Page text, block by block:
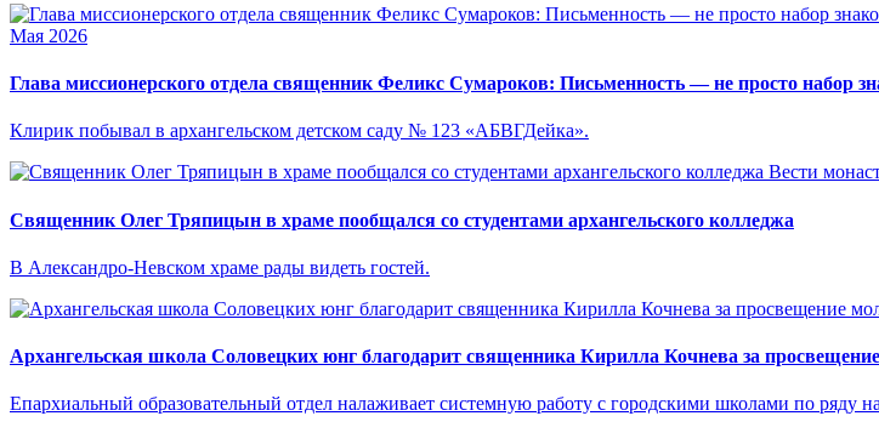
Мая 2026
Глава миссионерского отдела священник Феликс Сумароков: Письменность — не просто набор
Клирик побывал в архангельском детском саду № 123 «АБВГДейка».
Вести
Священник Олег Тряпицын в храме пообщался со студентами архангельского колледжа
В Александро-Невском храме рады видеть гостей.
Архангельская школа Соловецких юнг благодарит священника Кирилла Кочнева за
Епархиальный образовательный отдел налаживает системную работу с городскими школами по ряду